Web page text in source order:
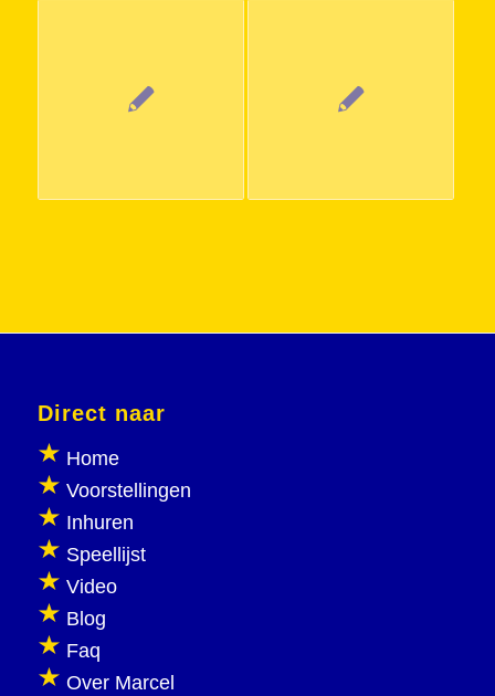
Direct naar
Home
Voorstellingen
Inhuren
Speellijst
Video
Blog
Faq
Over Marcel